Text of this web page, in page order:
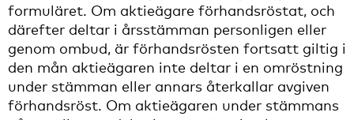
formuläret. Om aktieägare förhandsröstat, och
därefter deltar i årsstämman personligen eller
genom ombud, är förhandsrösten fortsatt giltig i
den mån aktieägaren inte deltar i en omröstning
under stämman eller annars återkallar avgiven
förhandsröst. Om aktieägaren under stämmans